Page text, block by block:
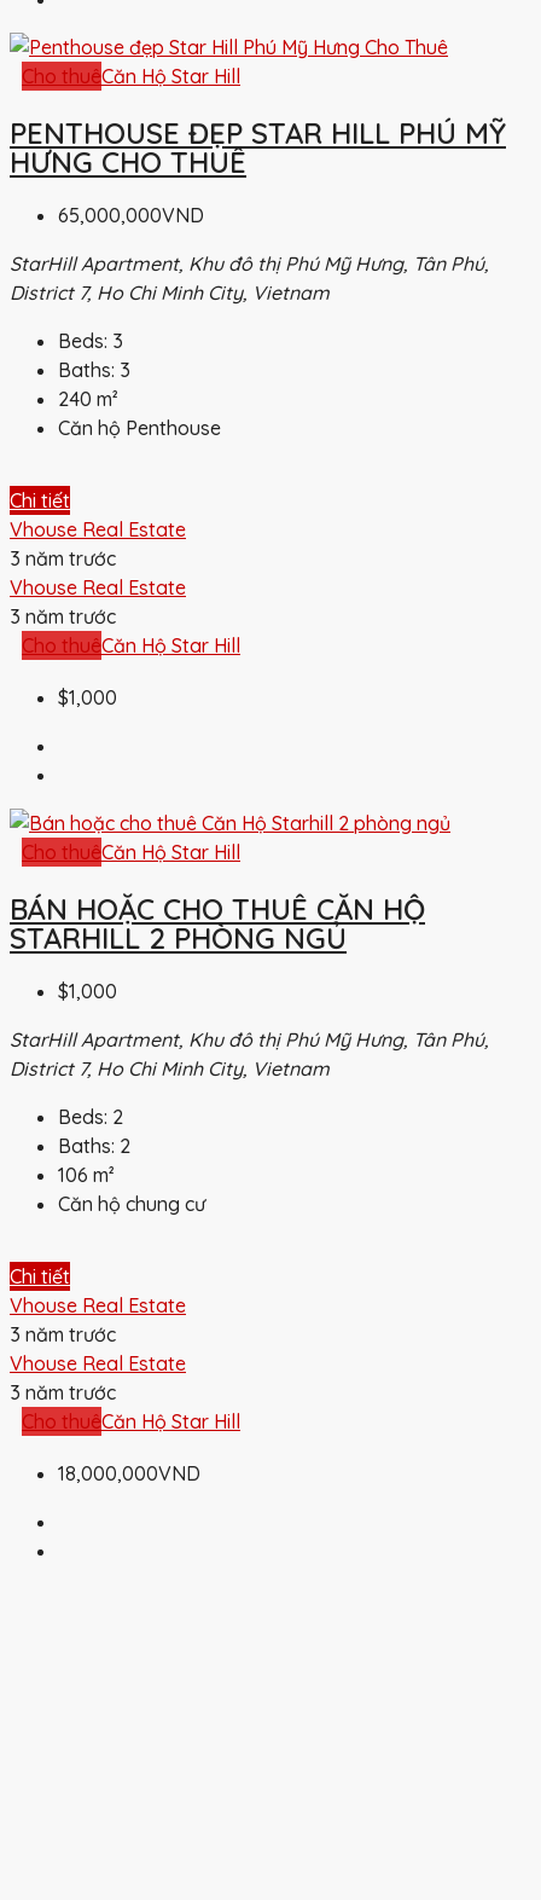
Cho thuêCăn Hộ Star Hill
PENTHOUSE ĐẸP STAR HILL PHÚ MỸ
HƯNG CHO THUÊ
65,000,000VND
StarHill Apartment, Khu đô thị Phú Mỹ Hưng, Tân Phú,
District 7, Ho Chi Minh City, Vietnam
Beds: 3
Baths: 3
240 m²
Căn hộ Penthouse
Chi tiết
Vhouse Real Estate
3 năm trước
Vhouse Real Estate
3 năm trước
Cho thuêCăn Hộ Star Hill
$1,000
Cho thuêCăn Hộ Star Hill
BÁN HOẶC CHO THUÊ CĂN HỘ
STARHILL 2 PHÒNG NGỦ
$1,000
StarHill Apartment, Khu đô thị Phú Mỹ Hưng, Tân Phú,
District 7, Ho Chi Minh City, Vietnam
Beds: 2
Baths: 2
106 m²
Căn hộ chung cư
Chi tiết
Vhouse Real Estate
3 năm trước
Vhouse Real Estate
3 năm trước
Cho thuêCăn Hộ Star Hill
18,000,000VND